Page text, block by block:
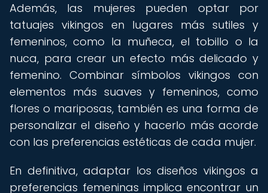
Además, las mujeres pueden optar por
tatuajes vikingos en lugares más sutiles y
femeninos, como la muñeca, el tobillo o la
nuca, para crear un efecto más delicado y
femenino. Combinar símbolos vikingos con
elementos más suaves y femeninos, como
flores o mariposas, también es una forma de
personalizar el diseño y hacerlo más acorde
con las preferencias estéticas de cada mujer.
En definitiva, adaptar los diseños vikingos a
preferencias femeninas implica encontrar un